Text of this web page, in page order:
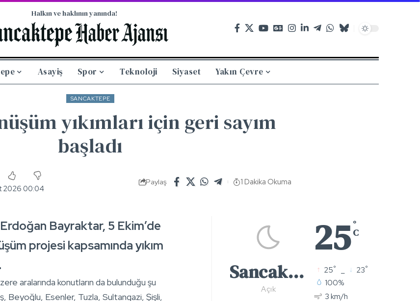
Halkın ve haklının yanında!
Asayiş Spor Teknoloji Siyaset Yakın Çevre
SANCAKTEPE
yıkımları için geri sayım
başladı
2026 00:04
Paylaş 1 Dakika Okuma
Bayraktar, 5 Ekim’de
projesi kapsamında yıkım
aralarında konutların da bulunduğu şu
Beyoğlu, Esenler, Tuzla, Sultangazi, Şişli,
25 °
C
Sancaktepe
Açık
25° 23°
100%
3 km/h